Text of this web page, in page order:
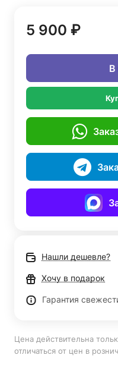
5 900 ₽
В
Нашли дешевле?
Хочу в подарок
Гарантия
Цена действительна
отличаться от цен в